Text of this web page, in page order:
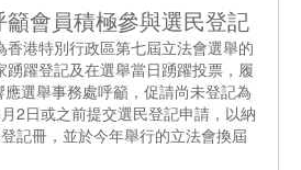
會員積極參與選民登記
港特別行政區第七屆立法會選舉的
踴躍登記及在選舉當日踴躍投票，履
選舉事務處呼籲，促請尚未登記為
2日或之前提交選民登記申請，以納
記冊，並於今年舉行的立法會換屆